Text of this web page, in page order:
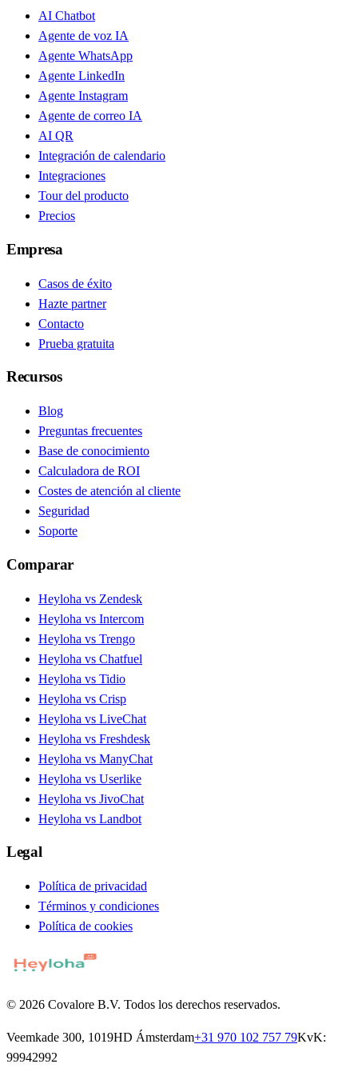
AI Chatbot
Agente de voz IA
Agente WhatsApp
Agente LinkedIn
Agente Instagram
Agente de correo IA
AI QR
Integración de calendario
Integraciones
Tour del producto
Precios
Empresa
Casos de éxito
Hazte partner
Contacto
Prueba gratuita
Recursos
Blog
Preguntas frecuentes
Base de conocimiento
Calculadora de ROI
Costes de atención al cliente
Seguridad
Soporte
Comparar
Heyloha vs Zendesk
Heyloha vs Intercom
Heyloha vs Trengo
Heyloha vs Chatfuel
Heyloha vs Tidio
Heyloha vs Crisp
Heyloha vs LiveChat
Heyloha vs Freshdesk
Heyloha vs ManyChat
Heyloha vs Userlike
Heyloha vs JivoChat
Heyloha vs Landbot
Legal
Política de privacidad
Términos y condiciones
Política de cookies
© 2026 Covalore B.V. Todos los derechos reservados.
Veemkade 300, 1019HD Ámsterdam+31 970 102 757 79KvK:
99942992